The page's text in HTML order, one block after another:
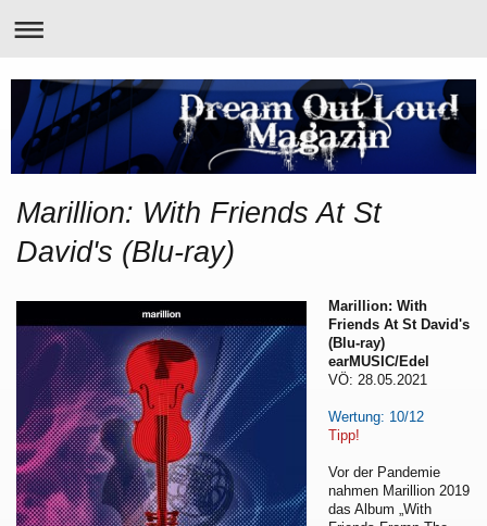
Marillion: With Friends At St
David's (Blu-ray)
Marillion: With
Friends At St David's
(Blu-ray)
earMUSIC/Edel
VÖ: 28.05.2021
Wertung: 10/12
Tipp!
Vor der Pandemie
nahmen Marillion 2019
das Album „With